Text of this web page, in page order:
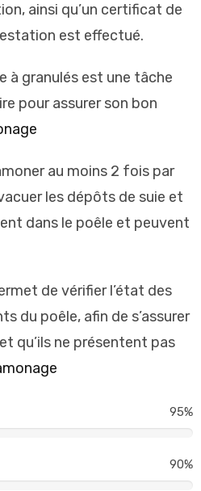
ainsi qu’un certificat de
est effectué.
à granulés est une tâche
pourassurerson bon
onerau moins 2 fois par
acuerles dépôts de suie et
dans le poêle et peuvent
met de vérifierl’état des
du poêle, afin de s’assurer
et qu’ils ne présentent pas
95%
90%